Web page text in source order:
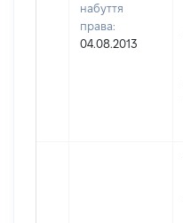
набуття
права:
04.08.2013